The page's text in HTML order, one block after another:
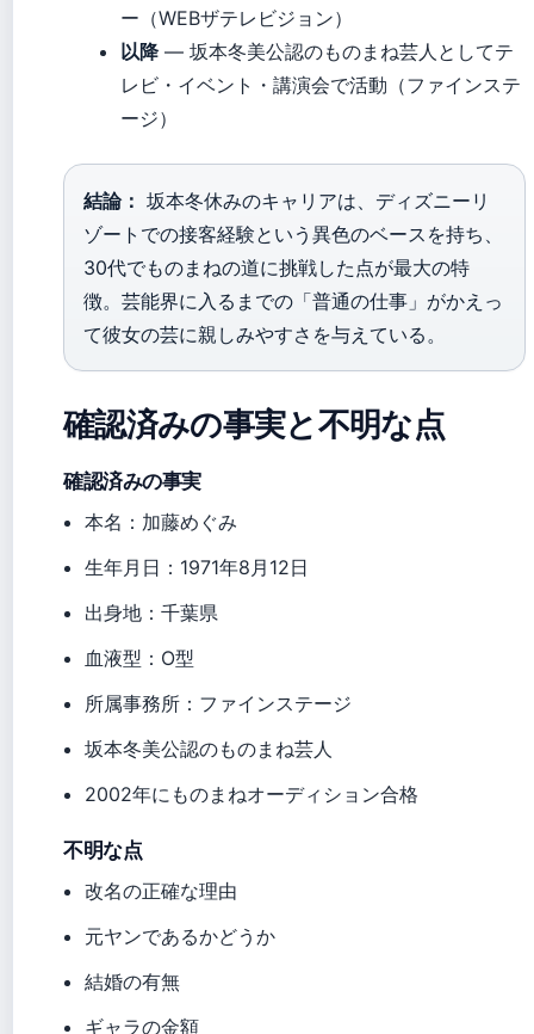
ー（WEBザテレビジョン）
以降 — 坂本冬美公認のものまね芸人としてテ
レビ・イベント・講演会で活動（ファインステ
ージ）
結論： 坂本冬休みのキャリアは、ディズニーリ
ゾートでの接客経験という異色のベースを持ち、
30代でものまねの道に挑戦した点が最大の特
徴。芸能界に入るまでの「普通の仕事」がかえっ
て彼女の芸に親しみやすさを与えている。
確認済みの事実と不明な点
確認済みの事実
本名：加藤めぐみ
生年月日：1971年8月12日
出身地：千葉県
血液型：O型
所属事務所：ファインステージ
坂本冬美公認のものまね芸人
2002年にものまねオーディション合格
不明な点
改名の正確な理由
元ヤンであるかどうか
結婚の有無
ギャラの金額